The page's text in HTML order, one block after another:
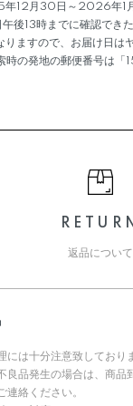
12月30日～2026年1
後13時までに確認でき
ますので、お届け日は
の発地の郵便番号は「
RETURN
返品について
には十分注意致しており
良品発生の場合は、商品
連絡ください。